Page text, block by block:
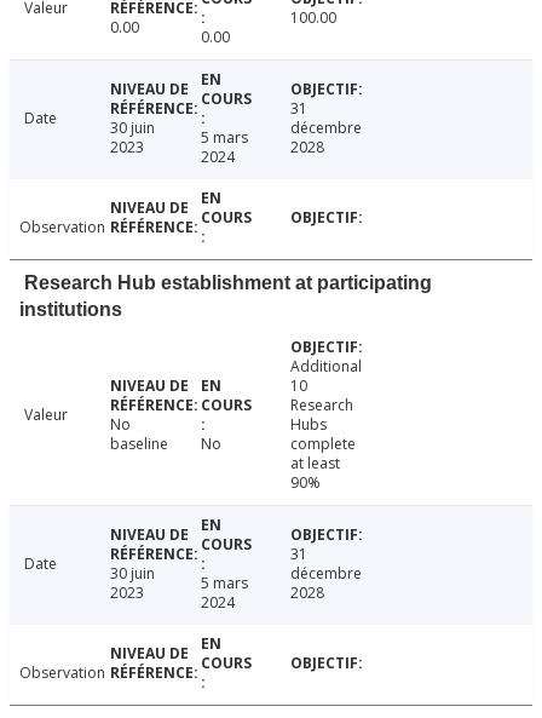
Valeur
0.00
0.00
100.00
Date
30 juin
2023
5 mars
2024
31
décembre
2028
Observation
Research Hub establishment at participating
institutions
Valeur
No
baseline
No
Additional
10
Research
Hubs
complete
at least
90%
Date
30 juin
2023
5 mars
2024
31
décembre
2028
Observation